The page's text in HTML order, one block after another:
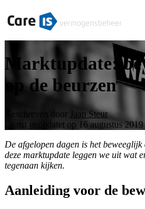
Marktupdate:
op de beurzen
Geschreven door
Jaap Steur
Laatst geüpdatet op 16 augustus 2019
De afgelopen dagen is het
deze marktupdate leggen we uit wat
tegenaan kijken.
Aanleiding voor de